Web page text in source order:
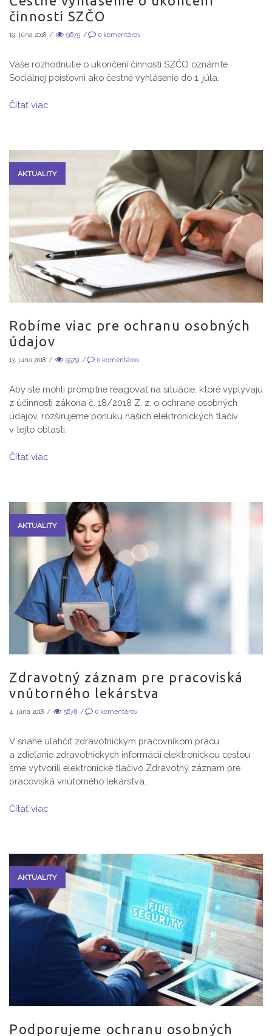
činnosti SZČO
19. júna 2018 / 9675 / 0 komentárov
Vaše rozhodnutie o ukončení činnosti SZČO oznámte
Sociálnej poisťovni ako čestné vyhlásenie do 1. júla.
Čítať viac
AKTUALITY
Robíme viac pre ochranu osobných
údajov
13. júna 2018 / 5579 / 0 komentárov
Aby ste mohli promptne reagovať na situácie, ktoré vyplývajú
z účinnosti zákona č. 18/2018 Z. z. o ochrane osobných
údajov, rozširujeme ponuku našich elektronických tlačív
v tejto oblasti.
Čítať viac
AKTUALITY
Zdravotný záznam pre pracoviská
vnútorného lekárstva
4. júna 2018 / 5678 / 0 komentárov
V snahe uľahčiť zdravotníckym pracovníkom prácu
a zdieľanie zdravotníckych informácií elektronickou cestou
sme vytvorili elektronické tlačivo Zdravotný záznam pre
pracoviská vnútorného lekárstva.
Čítať viac
AKTUALITY
Podporujeme ochranu osobných